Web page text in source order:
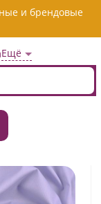
и брендовые
Ещё
хлопок плательно-